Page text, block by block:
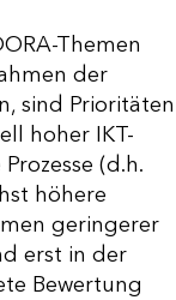
Themen
der
sind Prioritäten
hoher IKT-
(d.h.
höhere
geringerer
erst in der
Bewertung